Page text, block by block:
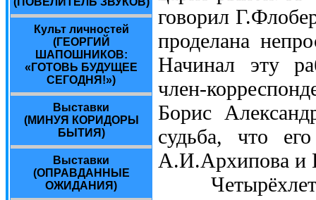
Культ личностей
(ГЕОРГИЙ
ШАПОШНИКОВ:
«ГОТОВЬ БУДУЩЕЕ
СЕГОДНЯ!»)
Выставки
(МИНУЯ КОРИДОРЫ
БЫТИЯ)
Выставки
(ОПРАВДАННЫЕ
ОЖИДАНИЯ)
говорил
проделана
Начинал эту
член-
Борис
судьба, что
А.И.Архипова и